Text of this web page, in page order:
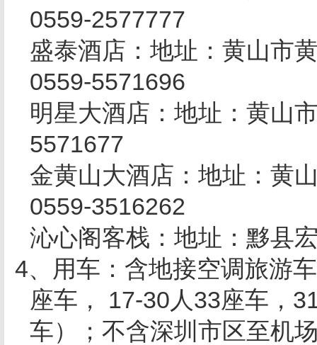
0559-2577777
盛泰酒店：地址：黄山市
0559-5571696
明星大酒店：地址：黄山
5571677
金黄山大酒店：地址：黄
0559-3516262
沁心阁客栈：地址：黟县
4、用车：含地接空调旅游
座车，
17-30人 33座车，
车）；不含深圳市区至机